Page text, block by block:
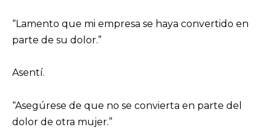
“Lamento que mi empresa se haya convertido en
parte de su dolor.”
Asentí.
“Asegúrese de que no se convierta en parte del
dolor de otra mujer.”